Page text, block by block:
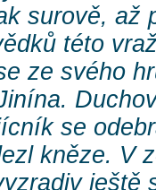
surově, až
této
ze svého
se
kněze. V
ještě